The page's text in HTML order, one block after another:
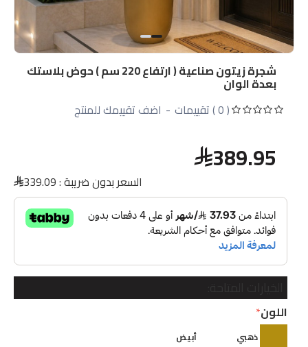
شجرة زيتون صناعية ( ارتفاع 220 سم ) حوض بلاستك
بعدة الوان
( 0 ) تقييمات
- اضف تقييمك للمنتج
389.95
السعر بدون ضريبة :339.09
اللون
ذهبي أبيض